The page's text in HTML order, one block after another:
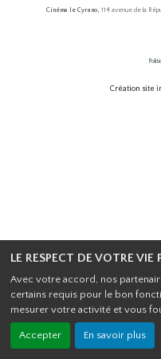
LE RESPECT DE VOTRE VIE
Avec votre accord, nos
certains requis pour le bon
mesurer votre activité et vous
Accepter En savoir plus
Cinéma le Cyrano, 114 avenue de la
Création site